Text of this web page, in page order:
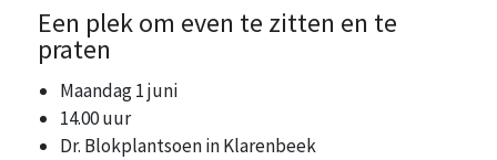
Een plek om even te zitten en te
praten
Maandag 1 juni
14.00 uur
Dr. Blokplantsoen in Klarenbeek